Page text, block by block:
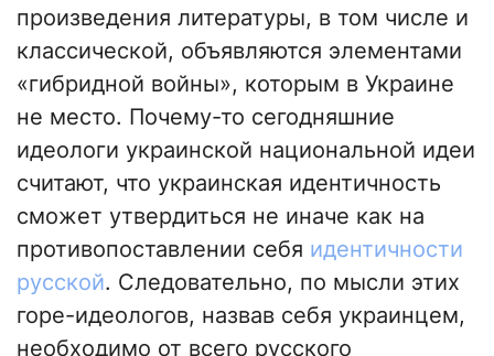
произведения литературы, в том числе и
классической, объявляются элементами
«гибридной войны», которым в Украине
не место. Почему-то сегодняшние
идеологи украинской национальной идеи
считают, что украинская идентичность
сможет утвердиться не иначе как на
противопоставлении себя идентичности
русской. Следовательно, по мысли этих
горе-идеологов, назвав себя украинцем,
необходимо от всего русского